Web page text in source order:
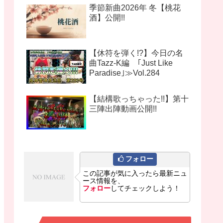
季節新曲2026年 冬【桃花
酒】公開!!
【休符を弾く!?】今日の名
曲Tazz-K編 ｢Just Like
Paradise｣≫Vol.284
【結構歌っちゃった!!】第十
三陣出陣動画公開!!
フォロー
この記事が気に入ったら最新ニュ
ース情報を、
フォローしてチェックしよう！